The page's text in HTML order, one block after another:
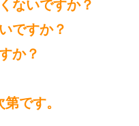
ないですか？
ですか？
か？
です。